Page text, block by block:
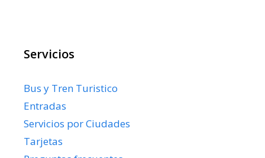
Servicios
Bus y Tren Turistico
Entradas
Servicios por Ciudades
Tarjetas